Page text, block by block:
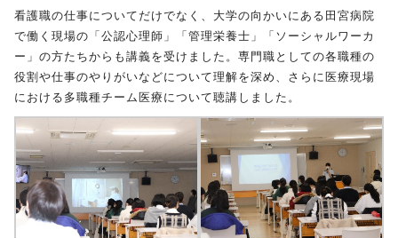
プライバシーポリシー
受験生の方へ 保護者の方へ
採用担当の方へ
看護職の仕事についてだけでなく、大学の向かいにある田宮病院
で働く現場の「公認心理師」「管理栄養士」「ソーシャルワーカ
ー」の方たちからも講義を受けました。専門職としての各職種の
役割や仕事のやりがいなどについて理解を深め、さらに医療現場
における多職種チーム医療について聴講しました。